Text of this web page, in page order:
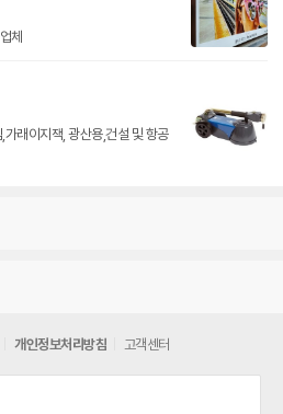
체
래이지잭, 광산용,건설 및 항공
개인정보처리방침 고객센터